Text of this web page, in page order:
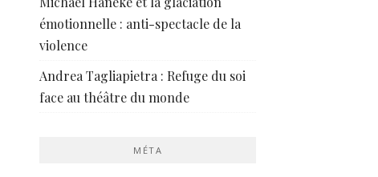
émotionnelle : anti-spectacle de la
violence
Andrea Tagliapietra : Refuge du soi
face au théâtre du monde
MÉTA